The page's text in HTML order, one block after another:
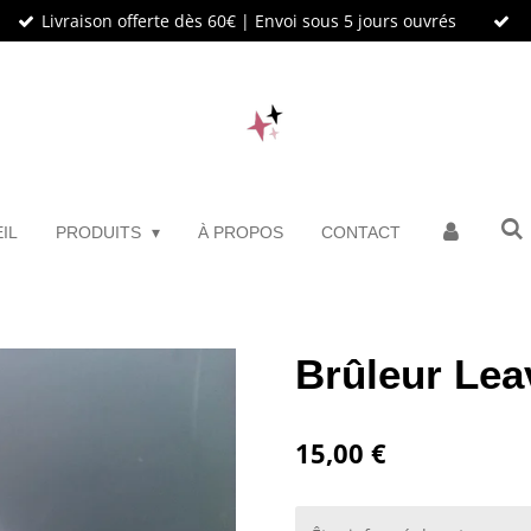
Livraison offerte dès 60€ | Envoi sous 5 jours ouvrés
PRODUITS À PROPOS CONTACT
Brûleur
15,00 €